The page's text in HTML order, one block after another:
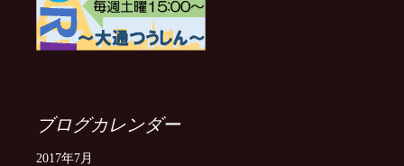
ブログカレンダー
2017年7月